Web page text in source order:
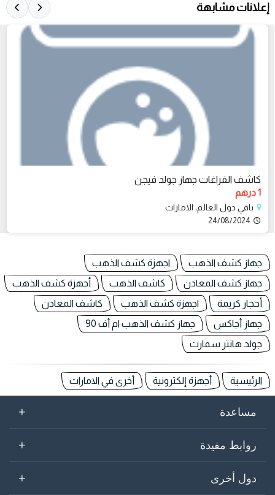
إعلانات مشابهة
كاشف الفراغات جهاز جولد فيجن
1 درهم
باقي دول العالم، الامارات
24/08/2024
جهاز كشف الذهب
اجهزة كشف الذهب
جهاز كشف المعادن
كاشف الذهب
أجهزة كشف الذهب
أحجار كريمة
اجهزة كشف الذهب
كاشف المعادن
جهاز أجاكس
جهاز كشف الذهب ام أف 90
جولد هانتر سمارت
الرئيسية أجهزة إلكترونية أخرى في الامارات
مساعدة +
روابط مفيدة +
دول أخرى +